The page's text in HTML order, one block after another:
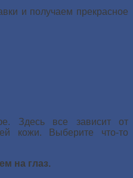
и получаем прекрасное
Здесь все зависит от
кожи. Выберите что-то
на глаз.